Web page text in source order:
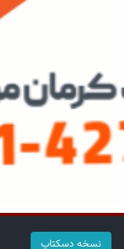
نسخه دسکتاپ